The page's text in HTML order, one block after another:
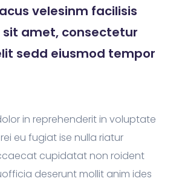
velesinm facilisis
sit amet, consectetur
sedd eiusmod tempor
in reprehenderit in voluptate
eu fugiat ise nulla riatur
cupidatat non roident
deserunt mollit anim ides